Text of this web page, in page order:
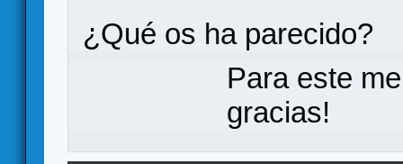
¿Qué os ha parecido?
Para este
gracias!